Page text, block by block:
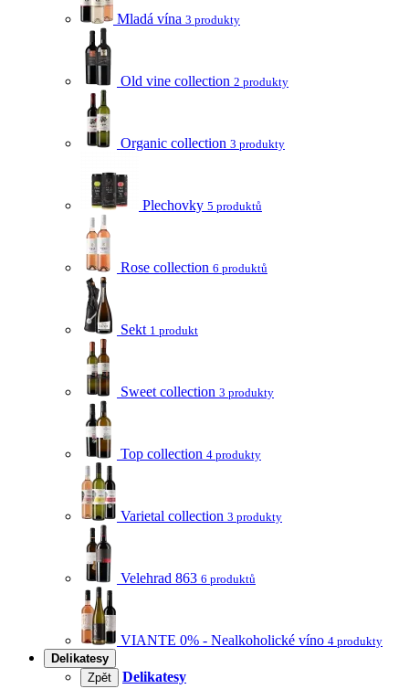
Mladá vína 3 produkty
Old vine collection 2 produkty
Organic collection 3 produkty
Plechovky 5 produktů
Rose collection 6 produktů
Sekt 1 produkt
Sweet collection 3 produkty
Top collection 4 produkty
Varietal collection 3 produkty
Velehrad 863 6 produktů
VIANTE 0% - Nealkoholické víno 4 produkty
Delikatesy
Zpět
Delikatesy